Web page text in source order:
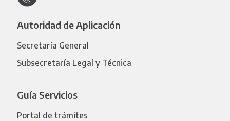
Autoridad de Aplicación
Secretaría General
Subsecretaría Legal y Técnica
Guía Servicios
Portal de trámites